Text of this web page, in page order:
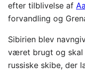
efter tilblivelse af
forvandling og
Sibirien blev
været brugt og skal
russiske skibe, der